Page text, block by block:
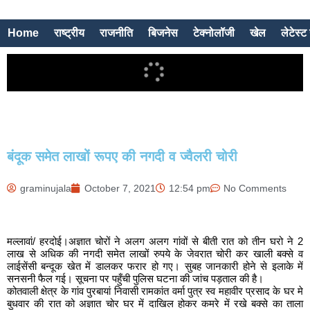
Home राष्ट्रीय राजनीति बिजनेस टेक्नोलॉजी खेल लेटेस्ट
बंदूक समेत लाखों रूपए की नगदी व ज्वैलरी चोरी
graminujala October 7, 2021 12:54 pm No Comments
मल्लावां/ हरदोई।अज्ञात चोरों ने अलग अलग गांवों से बीती रात को तीन घरो ने 2
लाख से अधिक की नगदी समेत लाखों रुपये के जेवरात चोरी कर खाली बक्से व
लाईसेंसी बन्दूक खेत में डालकर फरार हो गए। सुबह जानकारी होने से इलाके में
सनसनी फैल गई। सूचना पर पहुँची पुलिस घटना की जांच पड़ताल की है।
कोतवाली क्षेत्र के गांव पुरबायां निवासी रामकांत वर्मा पुत्र स्व महावीर प्रसाद के घर मे
बुधवार की रात को अज्ञात चोर घर में दाखिल होकर कमरे में रखे बक्से का ताला